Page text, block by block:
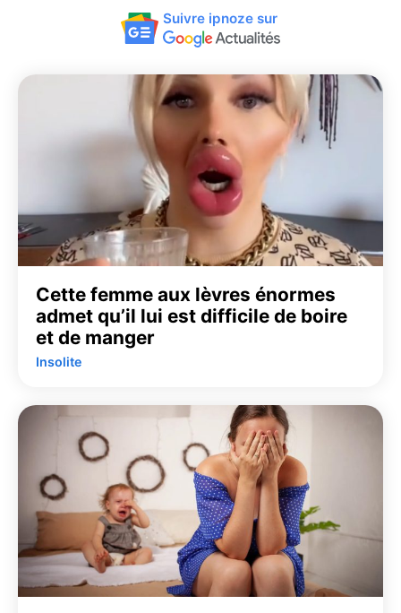
Suivre ipnoze sur
Cette femme aux lèvres énormes
admet qu’il lui est difficile de boire
et de manger
Insolite